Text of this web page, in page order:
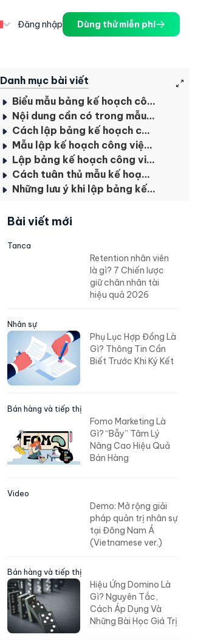
Đăng nhập Dùng thử miễn phí
Danh mục bài viết
Biểu mẫu bảng kế hoạch công việc là gì?
Nội dung cần có trong mẫu bảng kế hoạch công việc
Cách lập bảng kế hoạch công việc bằng excel quản lý thời gian cá nhân
Mẫu lập kế hoạch công việc bằng excel word chuẩn nhất
Lập bảng kế hoạch công việc mẫu hiệu quả với ứng dụng Tanca
Cách tuân thủ mẫu kế hoạch triển khai công việc hiệu quả
Những lưu ý khi lập bảng kế hoạch công việc nghiên cứu
Bài viết mới
Tanca
Retention nhân viên
là gì? 7 Chiến lược
giữ chân nhân tài
hiệu quả 2026
Nhân sự
Phụ Lục Hợp Đồng Là
Gì? Thông Tin Cần
Biết Trước Khi Ký Kết
Bán hàng và tiếp thị
Fomo Marketing Là
Gì? “Bẫy” Tâm Lý
Nâng Cao Hiệu Quả
Bán Hàng
Video
Demo: Mở rộng giải
pháp quản trị nhân sự
tại Đông Nam Á
(Vietnamese ver.)
Bán hàng và tiếp thị
Hiệu Ứng Domino Là
Gì? Nguyên Tắc,
Cách Áp Dụng Và
Những Bài Học Giá Trị